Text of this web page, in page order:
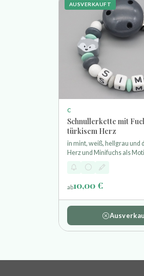
AUSVERKAUFT
C
Schnullerkette mit
türkisem Herz
in mint, weiß, hellgrau und
Herz und Minifuchs als
ab10,00 €